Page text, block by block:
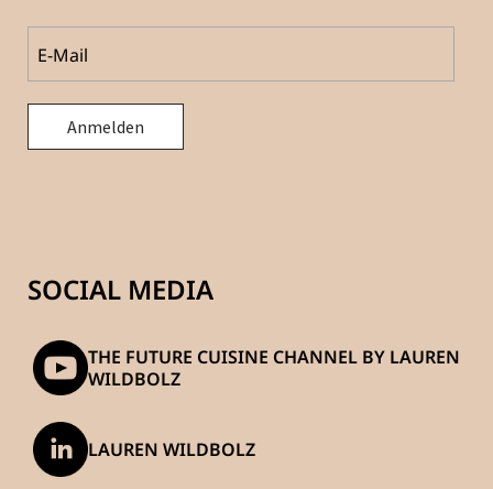
SOCIAL MEDIA
THE FUTURE CUISINE CHANNEL BY LAUREN
WILDBOLZ
LAUREN WILDBOLZ